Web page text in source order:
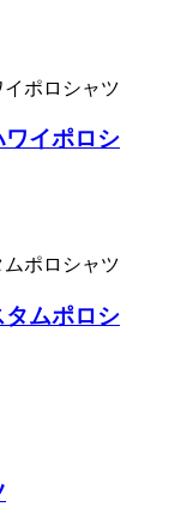
イポロシ
ムポロシ